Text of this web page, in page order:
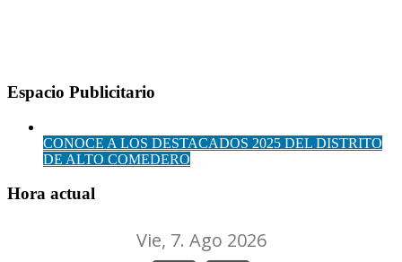
Espacio Publicitario
CONOCE A LOS DESTACADOS 2025 DEL DISTRITO
DE ALTO COMEDERO
Hora actual